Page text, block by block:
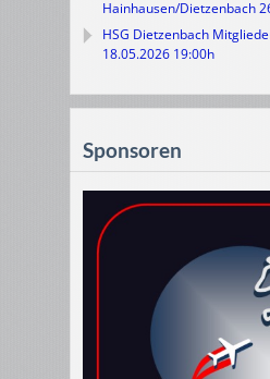
Hainhausen/Dietzenbach
HSG Dietzenbach
18.05.2026 19:00h
Sponsoren